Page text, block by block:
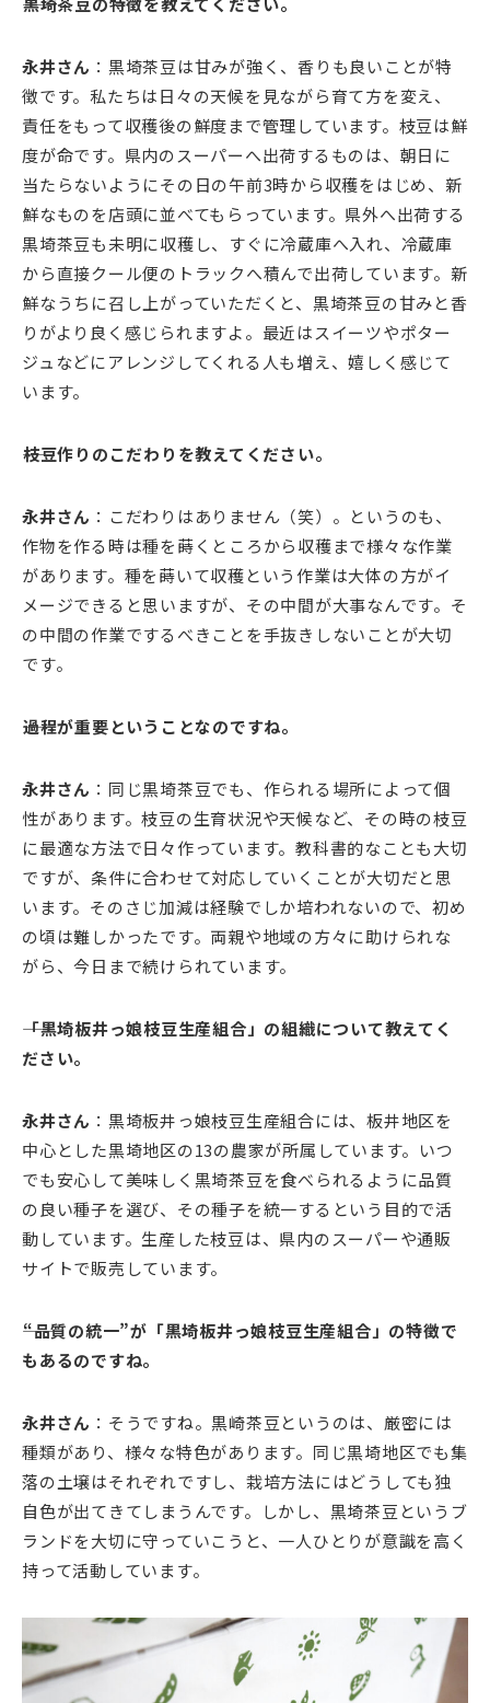
永井さん ：黒埼茶豆は甘みが強く、香りも良いことが特
徴です。私たちは日々の天候を見ながら育て方を変え、
責任をもって収穫後の鮮度まで管理しています。枝豆は鮮
度が命です。県内のスーパーへ出荷するものは、朝日に
当たらないようにその日の午前3時から収穫をはじめ、新
鮮なものを店頭に並べてもらっています。県外へ出荷する
黒埼茶豆も未明に収穫し、すぐに冷蔵庫へ入れ、冷蔵庫
から直接クール便のトラックへ積んで出荷しています。新
鮮なうちに召し上がっていただくと、黒埼茶豆の甘みと香
りがより良く感じられますよ。最近はスイーツやポター
ジュなどにアレンジしてくれる人も増え、嬉しく感じて
います。
――枝豆作りのこだわりを教えてください。
永井さん ：こだわりはありません（笑）。というのも、
作物を作る時は種を蒔くところから収穫まで様々な作業
があります。種を蒔いて収穫という作業は大体の方がイ
メージできると思いますが、その中間が大事なんです。そ
の中間の作業でするべきことを手抜きしないことが大切
です。
――過程が重要ということなのですね。
永井さん ：同じ黒埼茶豆でも、作られる場所によって個
性があります。枝豆の生育状況や天候など、その時の枝豆
に最適な方法で日々作っています。教科書的なことも大切
ですが、条件に合わせて対応していくことが大切だと思
います。そのさじ加減は経験でしか培われないので、初め
の頃は難しかったです。両親や地域の方々に助けられな
がら、今日まで続けられています。
――「黒埼板井っ娘枝豆生産組合」の組織について教えてく
ださい。
永井さん ：黒埼板井っ娘枝豆生産組合には、板井地区を
中心とした黒埼地区の13の農家が所属しています。いつ
でも安心して美味しく黒埼茶豆を食べられるように品質
の良い種子を選び、その種子を統一するという目的で活
動しています。生産した枝豆は、県内のスーパーや通販
サイトで販売しています。
――“品質の統一”が「黒埼板井っ娘枝豆生産組合」の特徴で
もあるのですね。
永井さん ：そうですね。黒崎茶豆というのは、厳密には
種類があり、様々な特色があります。同じ黒埼地区でも集
落の土壌はそれぞれですし、栽培方法にはどうしても独
自色が出てきてしまうんです。しかし、黒埼茶豆というブ
ランドを大切に守っていこうと、一人ひとりが意識を高く
持って活動しています。